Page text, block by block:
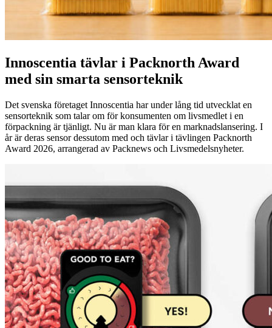
Innoscentia tävlar i Packnorth Award
med sin smarta sensorteknik
Det svenska företaget Innoscentia har under lång tid utvecklat en
sensorteknik som talar om för konsumenten om livsmedlet i en
förpackning är tjänligt. Nu är man klara för en marknadslansering. I
år är deras sensor dessutom med och tävlar i tävlingen Packnorth
Award 2026, arrangerad av Packnews och Livsmedelsnyheter.